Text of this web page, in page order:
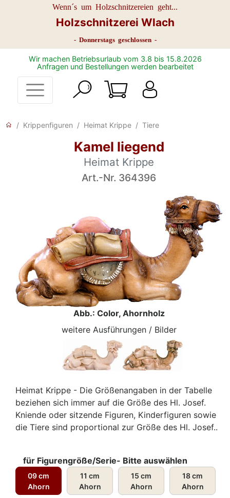
Wenn´s um Holzschnitzereien geht...
Holzschnitzerei Wlach
- Donnerstags geschlossen -
Wir machen Betriebsurlaub vom 3.8 bis 15.8.2026
Anfragen und Bestellungen werden bearbeitet
Krippenfiguren Heimat Krippe Tiere
Kamel liegend
Heimat Krippe
Art.-Nr. 364396
Abb.: Color, Ahornholz
weitere Ausführungen / Bilder
Heimat Krippe - Die Größenangaben in der Tabelle
beziehen sich immer auf die Größe des Hl. Josef.
Kniende oder sitzende Figuren, Kinderfiguren sowie
die Tiere sind proportional zur Größe des Hl. Josef..
für Figurengröße/Serie- Bitte auswählen
09 cm
Ahorn
11 cm
Ahorn
15 cm
Ahorn
18 cm
Ahorn